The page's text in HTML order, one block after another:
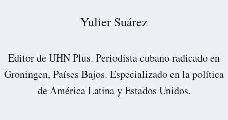
Yulier Suárez
Editor de UHN Plus. Periodista cubano radicado en
Groningen, Países Bajos. Especializado en la política
de América Latina y Estados Unidos.